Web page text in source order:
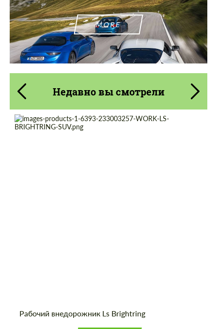
MORE
Недавно вы смотрели
Рабочий внедорожник Ls Brightring